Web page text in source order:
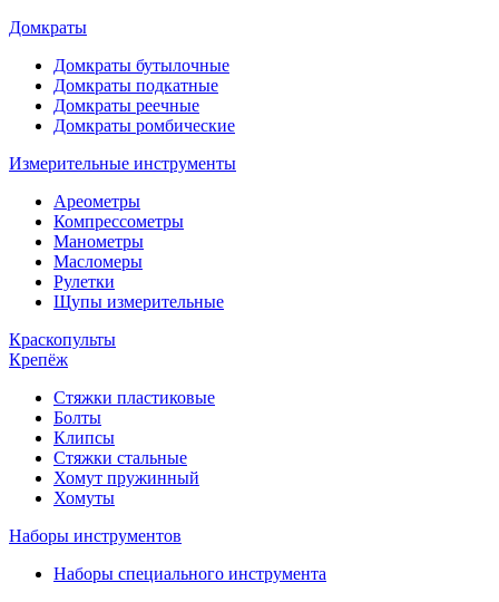
Домкраты
Домкраты бутылочные
Домкраты подкатные
Домкраты реечные
Домкраты ромбические
Измерительные инструменты
Ареометры
Компрессометры
Манометры
Масломеры
Рулетки
Щупы измерительные
Краскопульты
Крепёж
Стяжки пластиковые
Болты
Клипсы
Стяжки стальные
Хомут пружинный
Хомуты
Наборы инструментов
Наборы специального инструмента